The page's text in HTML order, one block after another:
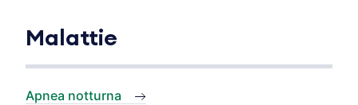
Malattie
Apnea notturna